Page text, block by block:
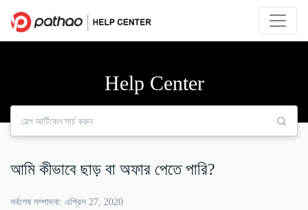
Help Center
আমি কীভাবে ছাড় বা অফার পেতে পারি?
সর্বশেষ সম্পাদনা: এপ্রিল 27, 2020